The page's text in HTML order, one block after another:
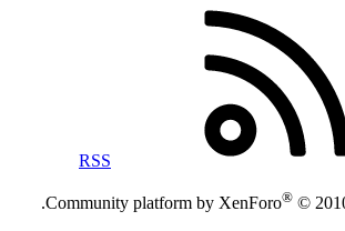
RSS
Community platform by XenForo® ©